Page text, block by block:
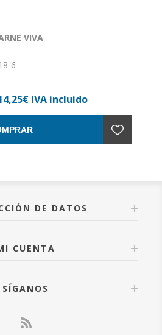
VIVA
6
con solapas
IVA incluido
DE DATOS
CUENTA
SÍGANOS